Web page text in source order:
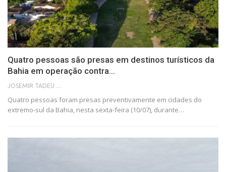
Quatro pessoas são presas em destinos turísticos da
Bahia em operação contra…
JOSEMIR TADEU FONSECA
Quatro pessoas foram presas preventivamente em cidades do
extremo-sul da Bahia, nesta sexta-feira (10/07), durante…